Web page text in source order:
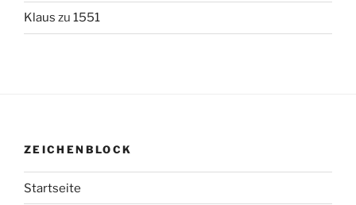
Klaus zu 1551
ZEICHENBLOCK
Startseite